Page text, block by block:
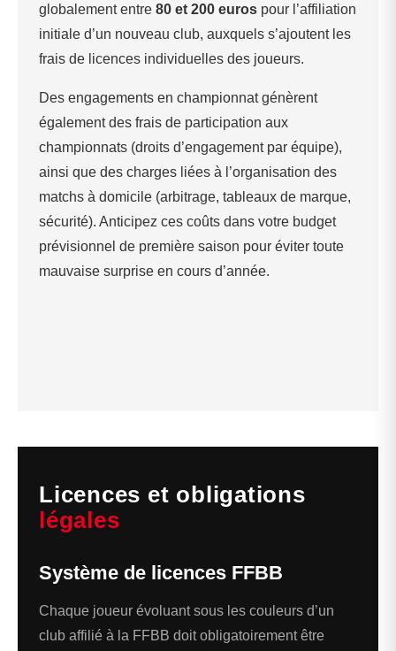
globalement entre 80 et 200 euros pour l’affiliation
initiale d’un nouveau club, auxquels s’ajoutent les
frais de licences individuelles des joueurs.
Des engagements en championnat génèrent
également des frais de participation aux
championnats (droits d’engagement par équipe),
ainsi que des charges liées à l’organisation des
matchs à domicile (arbitrage, tableaux de marque,
sécurité). Anticipez ces coûts dans votre budget
prévisionnel de première saison pour éviter toute
mauvaise surprise en cours d’année.
Licences et obligations
légales
Système de licences FFBB
Chaque joueur évoluant sous les couleurs d’un
club affilié à la FFBB doit obligatoirement être